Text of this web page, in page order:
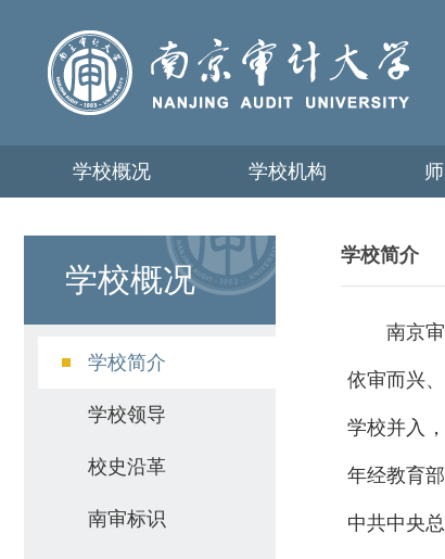
学校概况 学校机构
学校概况
学校简介
学校领导
校史沿革
南审标识
学校简介
南京
依审而兴
学校并入
年经教育
中共中央